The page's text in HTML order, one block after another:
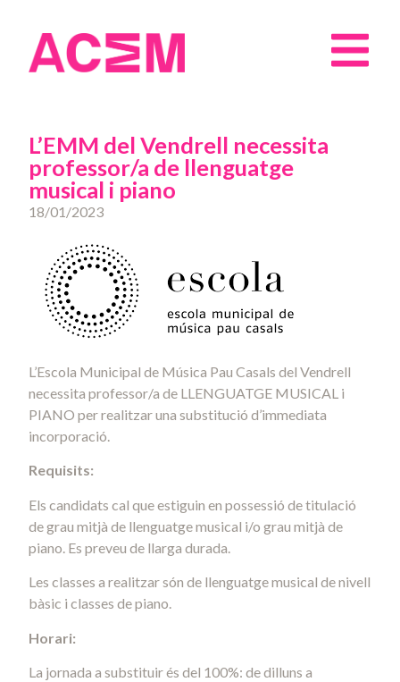
L’EMM del Vendrell necessita
professor/a de llenguatge
musical i piano
18/01/2023
L’Escola Municipal de Música Pau Casals del Vendrell
necessita professor/a de LLENGUATGE MUSICAL i
PIANO per realitzar una substitució d’immediata
incorporació.
Requisits:
Els candidats cal que estiguin en possessió de titulació
de grau mitjà de llenguatge musical i/o grau mitjà de
piano. Es preveu de llarga durada.
Les classes a realitzar són de llenguatge musical de nivell
bàsic i classes de piano.
Horari:
La jornada a substituir és del 100%: de dilluns a